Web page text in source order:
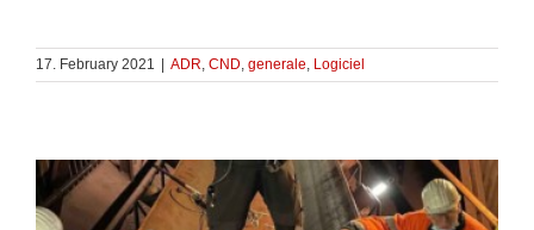
17. February 2021 | ADR CND generale Logiciel